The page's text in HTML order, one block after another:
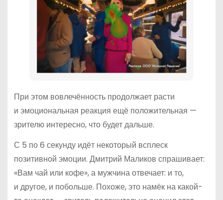
При этом вовлечённость продолжает расти
и эмоциональная реакция ещё положительная —
зрителю интересно, что будет дальше.
С 5 по 6 секунду идёт некоторый всплеск
позитивной эмоции. Дмитрий Маликов спрашивает:
«Вам чай или кофе», а мужчина отвечает: и то,
и другое, и побольше. Похоже, это намёк на какой-